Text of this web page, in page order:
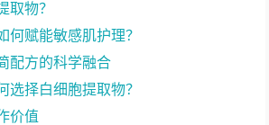
取物？
何赋能敏感肌护理？
配方的科学融合
选择白细胞提取物？
价值